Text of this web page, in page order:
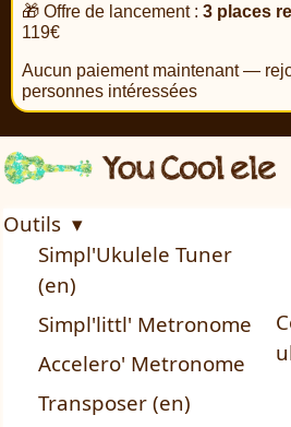
🎁 Offre de lancement :3 places
119€
Aucun paiement maintenant —
personnes intéressées
Outils ▾
Simpl'Ukulele Tuner
(en)
Simpl'littl' Metronome
Accelero' Metronome
Transposer (en)